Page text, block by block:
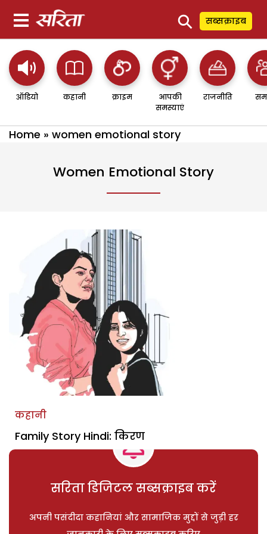
⚲ सब्सक्राइब
ऑडियो कहानी क्राइम
आपकी
समस्याएं
राजनीति
Home » women emotional story
Women Emotional Story
कहानी
Family Story Hindi: किरण
सरिता डिजिटल सब्सक्राइब करें
अपनी पसंदीदा कहानियां और सामाजिक मुद्दों से जुड़ी हर